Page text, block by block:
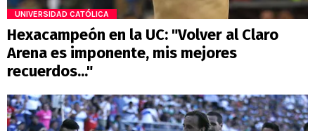
UNIVERSIDAD CATÓLICA
Hexacampeón en la UC: "Volver al Claro
Arena es imponente, mis mejores
recuerdos..."